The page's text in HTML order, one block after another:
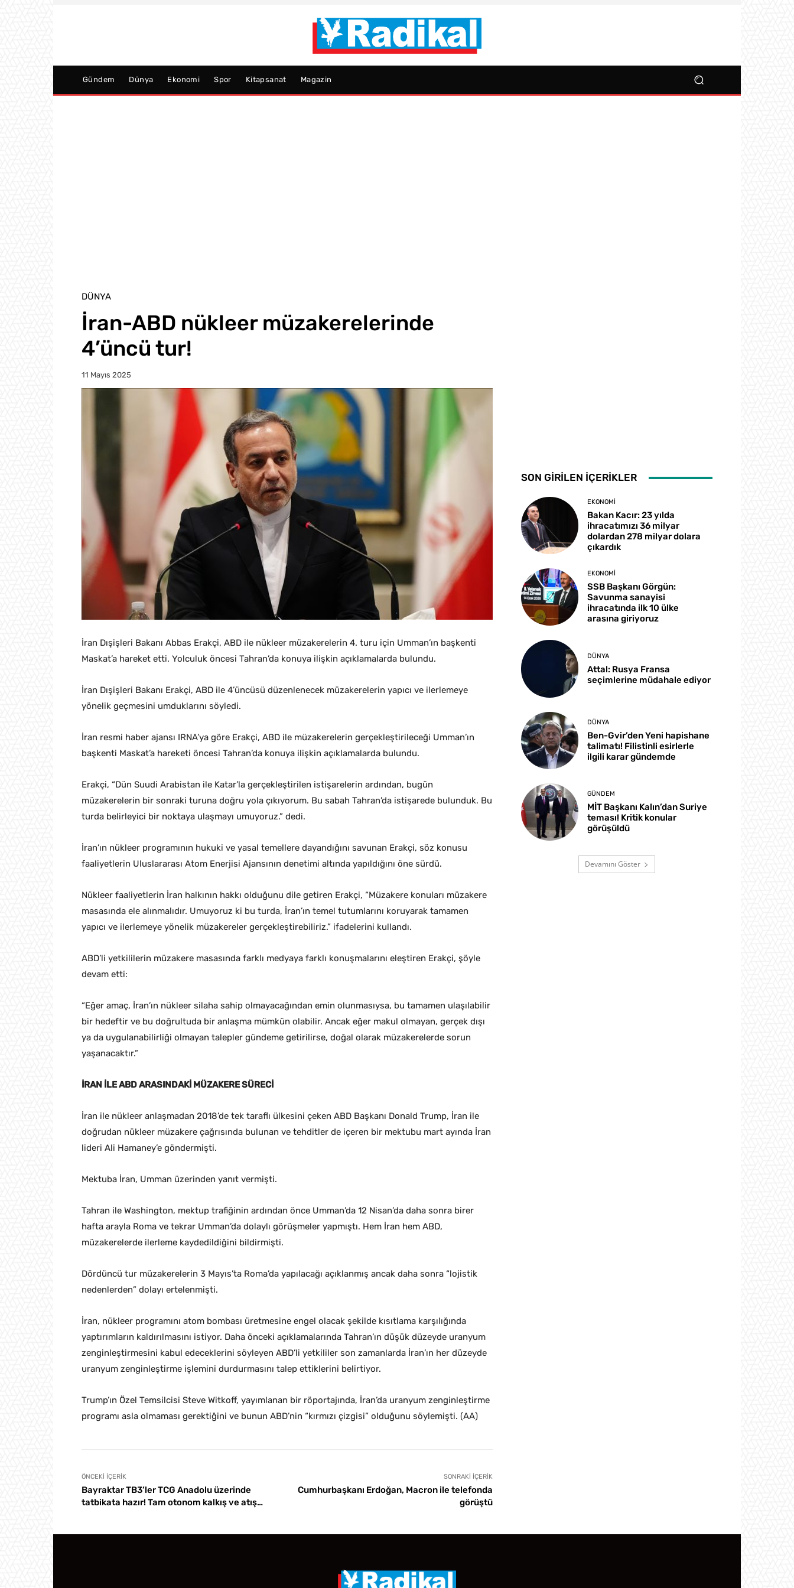
Gündem Dünya Ekonomi Spor Kitapsanat Magazin
DÜNYA
İran-ABD nükleer müzakerelerinde
4’üncü tur!
11 Mayıs 2025
İran Dışişleri Bakanı Abbas Erakçi, ABD ile nükleer müzakerelerin 4. turu için Umman’ın başkenti
Maskat’a hareket etti. Yolculuk öncesi Tahran’da konuya ilişkin açıklamalarda bulundu.
İran Dışişleri Bakanı Erakçi, ABD ile 4’üncüsü düzenlenecek müzakerelerin yapıcı ve ilerlemeye
yönelik geçmesini umduklarını söyledi.
İran resmi haber ajansı IRNA’ya göre Erakçi, ABD ile müzakerelerin gerçekleştirileceği Umman’ın
başkenti Maskat’a hareketi öncesi Tahran’da konuya ilişkin açıklamalarda bulundu.
Erakçi, “Dün Suudi Arabistan ile Katar’la gerçekleştirilen istişarelerin ardından, bugün
müzakerelerin bir sonraki turuna doğru yola çıkıyorum. Bu sabah Tahran’da istişarede bulunduk. Bu
turda belirleyici bir noktaya ulaşmayı umuyoruz.” dedi.
İran’ın nükleer programının hukuki ve yasal temellere dayandığını savunan Erakçi, söz konusu
faaliyetlerin Uluslararası Atom Enerjisi Ajansının denetimi altında yapıldığını öne sürdü.
Nükleer faaliyetlerin İran halkının hakkı olduğunu dile getiren Erakçi, “Müzakere konuları müzakere
masasında ele alınmalıdır. Umuyoruz ki bu turda, İran’ın temel tutumlarını koruyarak tamamen
yapıcı ve ilerlemeye yönelik müzakereler gerçekleştirebiliriz.” ifadelerini kullandı.
ABD’li yetkililerin müzakere masasında farklı medyaya farklı konuşmalarını eleştiren Erakçi, şöyle
devam etti:
“Eğer amaç, İran’ın nükleer silaha sahip olmayacağından emin olunmasıysa, bu tamamen ulaşılabilir
bir hedeftir ve bu doğrultuda bir anlaşma mümkün olabilir. Ancak eğer makul olmayan, gerçek dışı
ya da uygulanabilirliği olmayan talepler gündeme getirilirse, doğal olarak müzakerelerde sorun
yaşanacaktır.”
İRAN İLE ABD ARASINDAKİ MÜZAKERE SÜRECİ
İran ile nükleer anlaşmadan 2018’de tek taraflı ülkesini çeken ABD Başkanı Donald Trump, İran ile
doğrudan nükleer müzakere çağrısında bulunan ve tehditler de içeren bir mektubu mart ayında İran
lideri Ali Hamaney’e göndermişti.
Mektuba İran, Umman üzerinden yanıt vermişti.
Tahran ile Washington, mektup trafiğinin ardından önce Umman’da 12 Nisan’da daha sonra birer
hafta arayla Roma ve tekrar Umman’da dolaylı görüşmeler yapmıştı. Hem İran hem ABD,
müzakerelerde ilerleme kaydedildiğini bildirmişti.
Dördüncü tur müzakerelerin 3 Mayıs’ta Roma’da yapılacağı açıklanmış ancak daha sonra “lojistik
nedenlerden” dolayı ertelenmişti.
İran, nükleer programını atom bombası üretmesine engel olacak şekilde kısıtlama karşılığında
yaptırımların kaldırılmasını istiyor. Daha önceki açıklamalarında Tahran’ın düşük düzeyde uranyum
zenginleştirmesini kabul edeceklerini söyleyen ABD’li yetkililer son zamanlarda İran’ın her düzeyde
uranyum zenginleştirme işlemini durdurmasını talep ettiklerini belirtiyor.
Trump’ın Özel Temsilcisi Steve Witkoff, yayımlanan bir röportajında, İran’da uranyum zenginleştirme
programı asla olmaması gerektiğini ve bunun ABD’nin “kırmızı çizgisi” olduğunu söylemişti. (AA)
ÖNCEKI İÇERIK
Bayraktar TB3’ler TCG Anadolu üzerinde
tatbikata hazır! Tam otonom kalkış ve atış…
SONRAKI İÇERIK
Cumhurbaşkanı Erdoğan, Macron ile telefonda
görüştü
SON GİRİLEN İÇERİKLER
EKONOMI
Bakan Kacır: 23 yılda
ihracatımızı 36 milyar
dolardan 278 milyar dolara
çıkardık
EKONOMI
SSB Başkanı Görgün:
Savunma sanayisi
ihracatında ilk 10 ülke
arasına giriyoruz
DÜNYA
Attal: Rusya Fransa
seçimlerine müdahale ediyor
DÜNYA
Ben-Gvir’den Yeni hapishane
talimatı! Filistinli esirlerle
ilgili karar gündemde
GÜNDEM
MİT Başkanı Kalın’dan Suriye
teması! Kritik konular
görüşüldü
Devamını Göster